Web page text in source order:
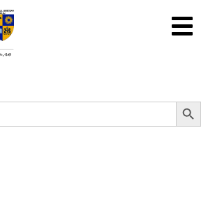
Search Button